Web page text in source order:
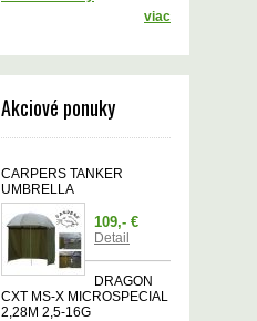
viac
Akciové ponuky
CARPERS TANKER
UMBRELLA
109,- €
Detail
DRAGON
CXT MS-X MICROSPECIAL
2,28M 2,5-16G